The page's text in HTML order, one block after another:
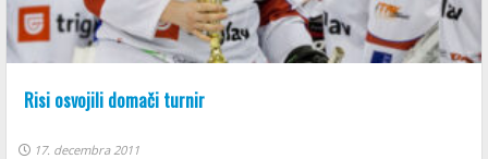
Risi osvojili domači turnir
17. decembra 2011